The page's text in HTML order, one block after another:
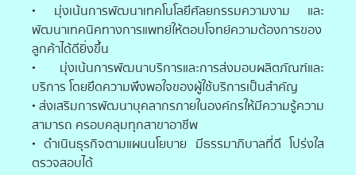
• มุ่งเน้นการพัฒนาเทคโนโลยีศัลยกรรมความงาม และ
พัฒนาเทคนิคทางการแพทย์ให้ตอบโจทย์ความต้องการของ
ลูกค้าได้ดียิ่งขึ้น
• มุ่งเน้นการพัฒนาบริการและการส่งมอบผลิตภัณฑ์และ
บริการ โดยยึดความพึงพอใจของผู้ใช้บริการเป็นสำคัญ
• ส่งเสริมการพัฒนาบุคลากรภายในองค์กรให้มีความรู้ความ
สามารถ ครอบคลุมทุกสาขาอาชีพ
• ดำเนินธุรกิจตามแผนนโยบาย มีธรรมาภิบาลที่ดี โปร่งใส
ตรวจสอบได้